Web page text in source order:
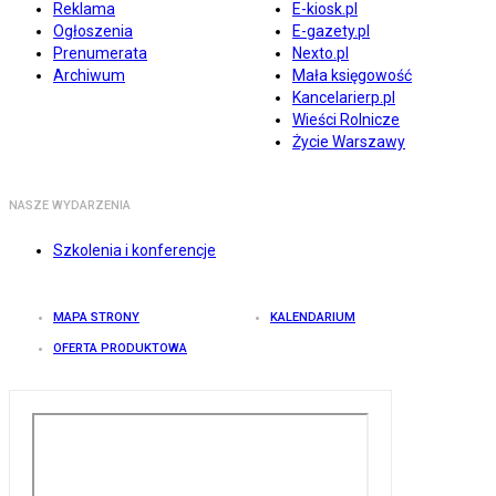
Reklama
Ogłoszenia
Prenumerata
Archiwum
E-kiosk.pl
E-gazety.pl
Nexto.pl
Mała księgowość
Kancelarierp.pl
Wieści Rolnicze
Życie Warszawy
NASZE WYDARZENIA
Szkolenia i konferencje
MAPA STRONY KALENDARIUM
OFERTA PRODUKTOWA